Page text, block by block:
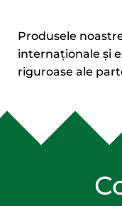
Produsele
internaționale și
riguroase ale